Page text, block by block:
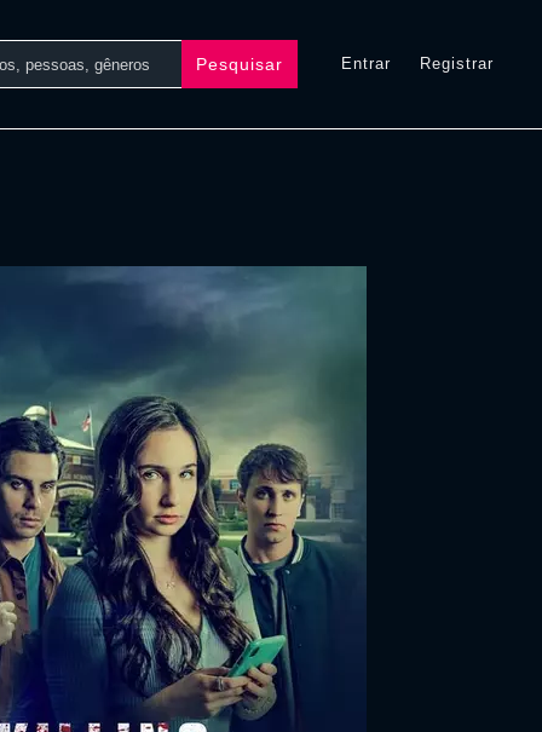
Pesquisar Entrar Registrar